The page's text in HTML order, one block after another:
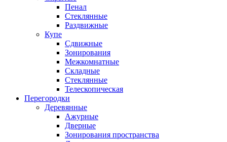
Пенал
Стеклянные
Раздвижные
Купе
Сдвижные
Зонирования
Межкомнатные
Складные
Стеклянные
Телескопическая
Перегородки
Деревянные
Ажурные
Дверные
Зонирования пространства